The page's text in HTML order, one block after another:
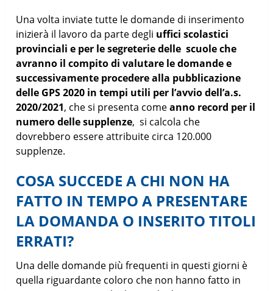
Una volta inviate tutte le domande di inserimento
inizierà il lavoro da parte degli uffici scolastici
provinciali e per le segreterie delle scuole che
avranno il compito di valutare le domande e
successivamente procedere alla pubblicazione
delle GPS 2020 in tempi utili per l’avvio dell’a.s.
2020/2021, che si presenta comeanno record per il
numero delle supplenze, si calcola che
dovrebbero essere attribuite circa 120.000
supplenze.
COSA SUCCEDE A CHI NON HA
FATTO IN TEMPO A PRESENTARE
LA DOMANDA O INSERITO TITOLI
ERRATI?
Una delle domande più frequenti in questi giorni è
quella riguardante coloro che non hanno fatto in